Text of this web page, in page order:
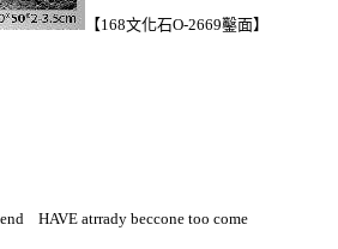
【168文化石O-2669鑿面】
HAVE atrrady beccone too come